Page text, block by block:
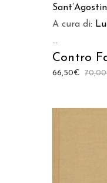
A cura di:
...
Contro
70,00
66,50€